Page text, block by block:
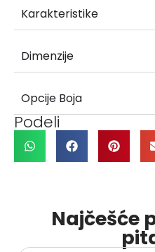
Karakteristike
Dimenzije
Opcije Boja
Podeli
Najčešće